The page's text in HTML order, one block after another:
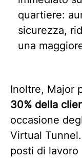
quartiere:
sicurezza,
una
Inoltre, Major
30% della
occasione
Virtual
posti di